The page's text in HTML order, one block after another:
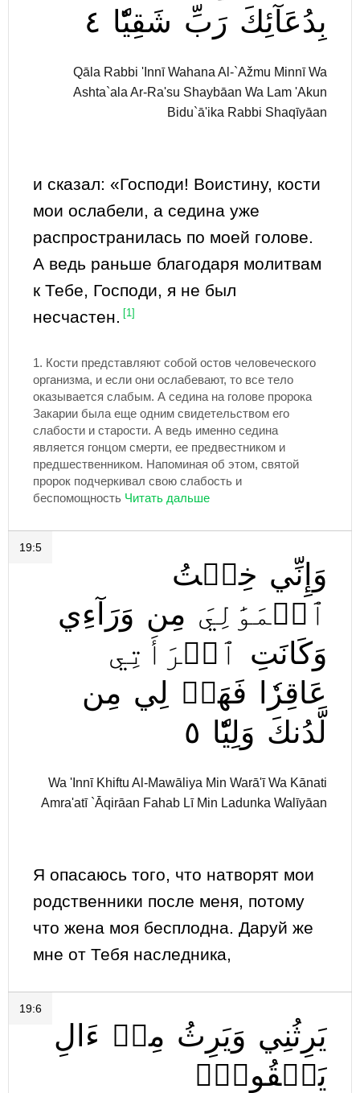
بِدُعَآئِكَ رَبِّ شَقِيّٗا ٤
Qāla Rabbi 'Innī Wahana Al-`Ažmu Minnī Wa
Ashta`ala Ar-Ra'su Shaybāan Wa Lam 'Akun
Bidu`ā'ika Rabbi Shaqīyāan
и сказал: «Господи! Воистину, кости
мои ослабели, а седина уже
распространилась по моей голове.
А ведь раньше благодаря молитвам
к Тебе, Господи, я не был
несчастен.
[1]
1. Кости представляют собой остов человеческого
организма, и если они ослабевают, то все тело
оказывается слабым. А седина на голове пророка
Закарии была еще одним свидетельством его
слабости и старости. А ведь именно седина
является гонцом смерти, ее предвестником и
предшественником. Напоминая об этом, святой
пророк подчеркивал свою слабость и
беспомощность
19:5
وَإِنِّي خِفۡتُ
ٱلۡمَوَٰلِيَ مِن وَرَآءِي
وَكَانَتِ ٱمۡرَأَتِي
عَاقِرٗا
فَهَبۡ لِي مِن
لَّدُنكَ وَلِيّٗا ٥
Wa 'Innī Khiftu Al-Mawāliya Min Warā'ī Wa Kānati
Amra'atī `Āqirāan Fahab Lī Min Ladunka Walīyāan
Я опасаюсь того, что натворят мои
родственники после меня, потому
что жена моя бесплодна. Даруй же
мне от Тебя наследника,
19:6
يَرِثُنِي وَيَرِثُ مِنۡ ءَالِ
يَعۡقُوبَۖ